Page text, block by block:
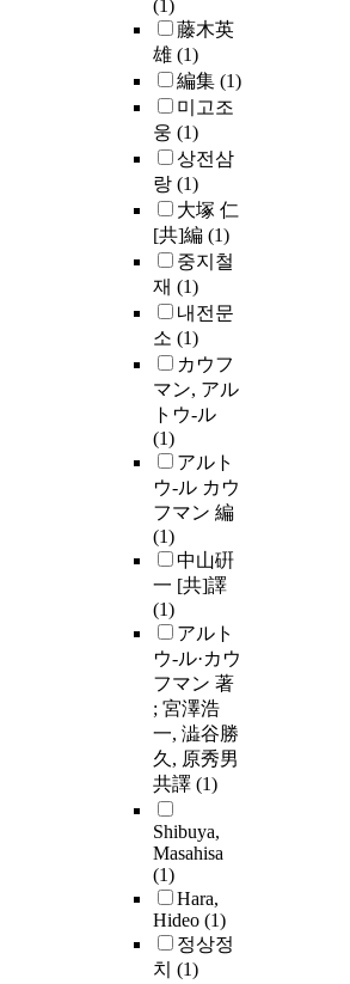
(1)
藤木英
雄 (1)
編集 (1)
미고조
웅 (1)
상전삼
랑 (1)
大塚 仁
[共]編 (1)
중지철
재 (1)
내전문
소 (1)
カウフ
マン, アル
トウ-ル
(1)
アルト
ウ-ル カウ
フマン 編
(1)
中山硏
一 [共]譯
(1)
アルト
ウ-ル·カウ
フマン 著
; 宮澤浩
一, 澁谷勝
久, 原秀男
共譯 (1)
Shibuya,
Masahisa
(1)
Hara,
Hideo (1)
정상정
치 (1)